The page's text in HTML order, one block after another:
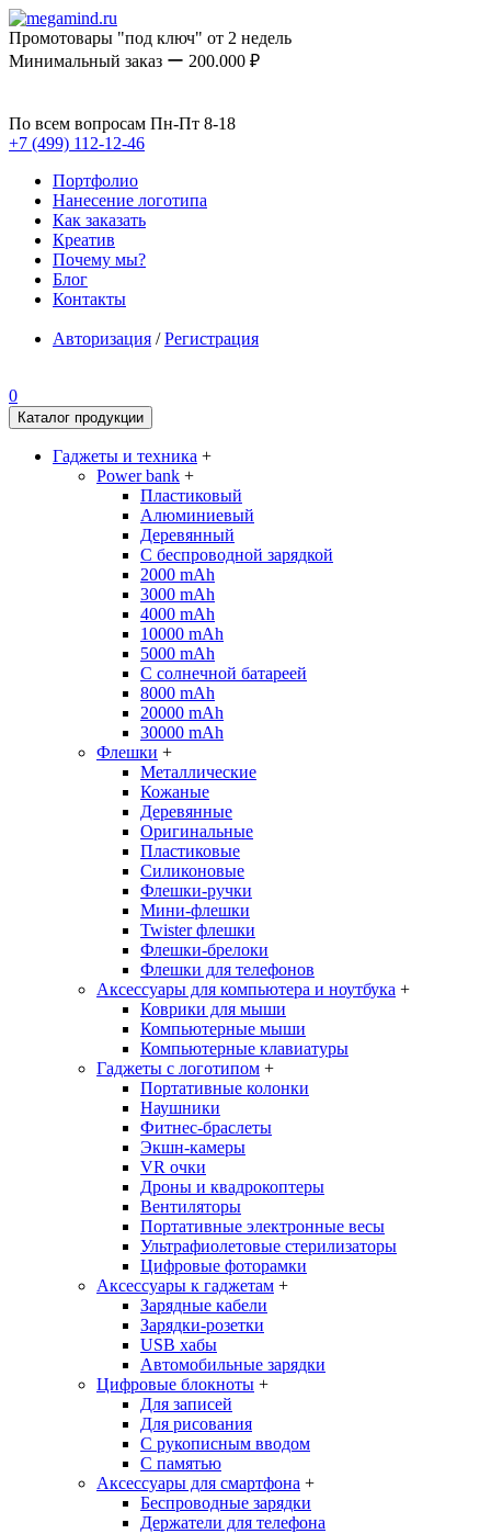
Промотовары "под ключ" от 2 недель
Минимальный заказ ー 200.000 ₽
По всем вопросам Пн-Пт 8-18
+7 (499) 112-12-46
Портфолио
Нанесение логотипа
Как заказать
Креатив
Почему мы?
Блог
Контакты
Авторизация /Регистрация
0
Каталог продукции
Гаджеты и техника +
Power bank +
Пластиковый
Алюминиевый
Деревянный
С беспроводной зарядкой
2000 mAh
3000 mAh
4000 mAh
10000 mAh
5000 mAh
С солнечной батареей
8000 mAh
20000 mAh
30000 mAh
Флешки +
Металлические
Кожаные
Деревянные
Оригинальные
Пластиковые
Силиконовые
Флешки-ручки
Мини-флешки
Twister флешки
Флешки-брелоки
Флешки для телефонов
Аксессуары для компьютера и ноутбука +
Коврики для мыши
Компьютерные мыши
Компьютерные клавиатуры
Гаджеты с логотипом +
Портативные колонки
Наушники
Фитнес-браслеты
Экшн-камеры
VR очки
Дроны и квадрокоптеры
Вентиляторы
Портативные электронные весы
Ультрафиолетовые стерилизаторы
Цифровые фоторамки
Аксессуары к гаджетам +
Зарядные кабели
Зарядки-розетки
USB хабы
Автомобильные зарядки
Цифровые блокноты +
Для записей
Для рисования
С рукописным вводом
С памятью
Аксессуары для смартфона +
Беспроводные зарядки
Держатели для телефона